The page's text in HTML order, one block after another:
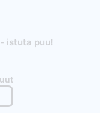
istuta puu!